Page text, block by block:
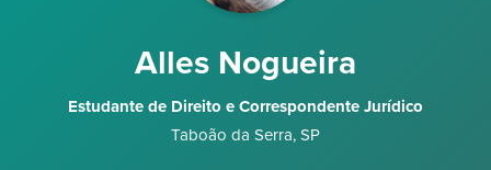
Alles Nogueira
Estudante de Direito e Correspondente Jurídico
Taboão da Serra, SP